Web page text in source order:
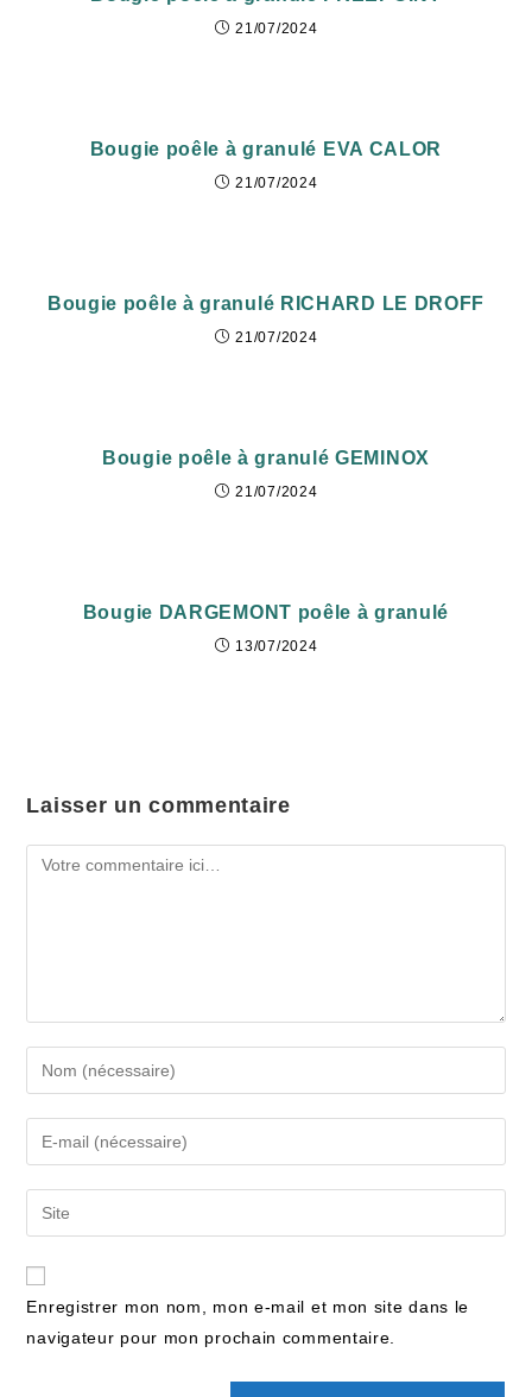
21/07/2024
Bougie poêle à granulé EVA CALOR
21/07/2024
Bougie poêle à granulé RICHARD LE DROFF
21/07/2024
Bougie poêle à granulé GEMINOX
21/07/2024
Bougie DARGEMONT poêle à granulé
13/07/2024
Laisser un commentaire
Enregistrer mon nom, mon e-mail et mon site dans le
navigateur pour mon prochain commentaire.